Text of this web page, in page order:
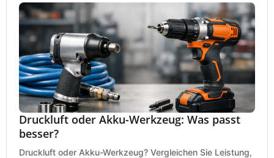
Druckluft oder Akku-Werkzeug: Was passt
besser?
Druckluft oder Akku-Werkzeug? Vergleichen Sie Leistung,